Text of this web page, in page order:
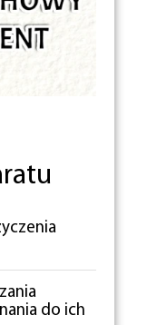
do ich